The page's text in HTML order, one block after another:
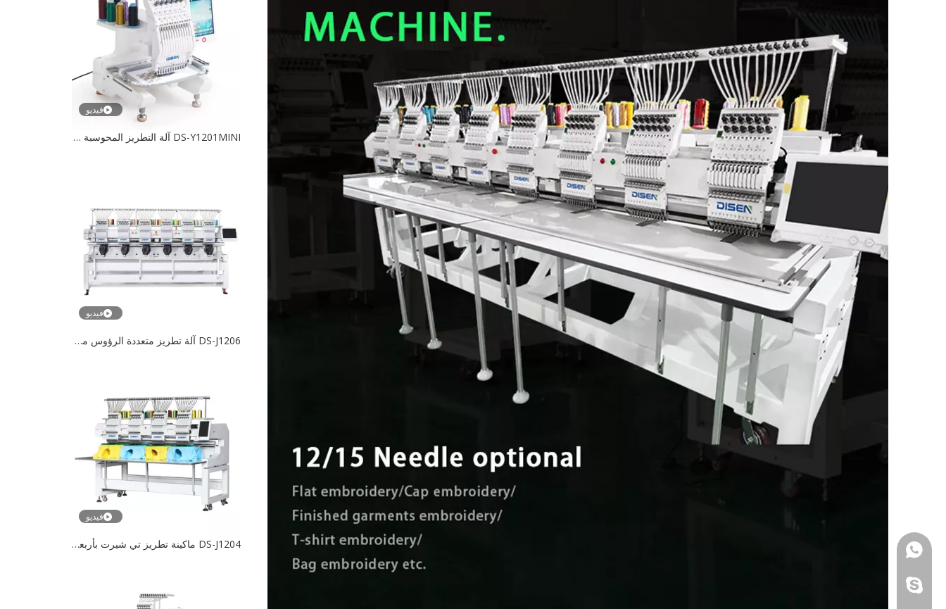
فيديو
DS-Y1201MINI آلة التطريز المحوسبة ذات الرأس الواحد ذات الشعارات المحمولة لصناعة الأزياء
فيديو
DS-J1206 آلة تطريز متعددة الرؤوس محوسبة عالية السرعة للفن
فيديو
DS-J1204 ماكينة تطريز تي شيرت بأربعة رؤوس و 12 إبرة +86 -
+86 -